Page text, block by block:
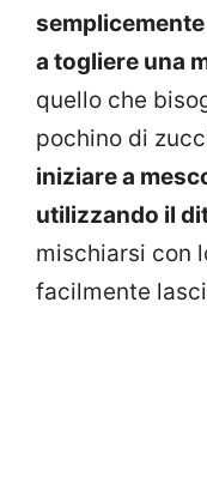
a togliere una
quello che
pochino di
iniziare a
utilizzando il
mischiarsi con
facilmente